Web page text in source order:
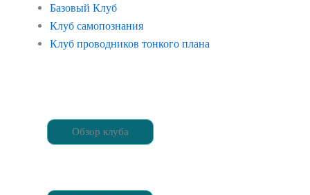
Базовый Клуб
Клуб самопознания
Клуб проводников тонкого плана
Обзор клуба